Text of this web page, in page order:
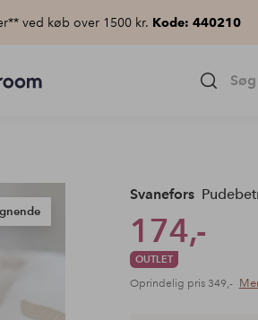
ved køb over 1500 kr. Kode: 440210
Søg
Svanefors
174,-
OUTLET
Oprindelig pris 349,-